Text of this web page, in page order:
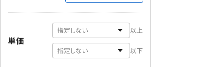
単価
以上
以下